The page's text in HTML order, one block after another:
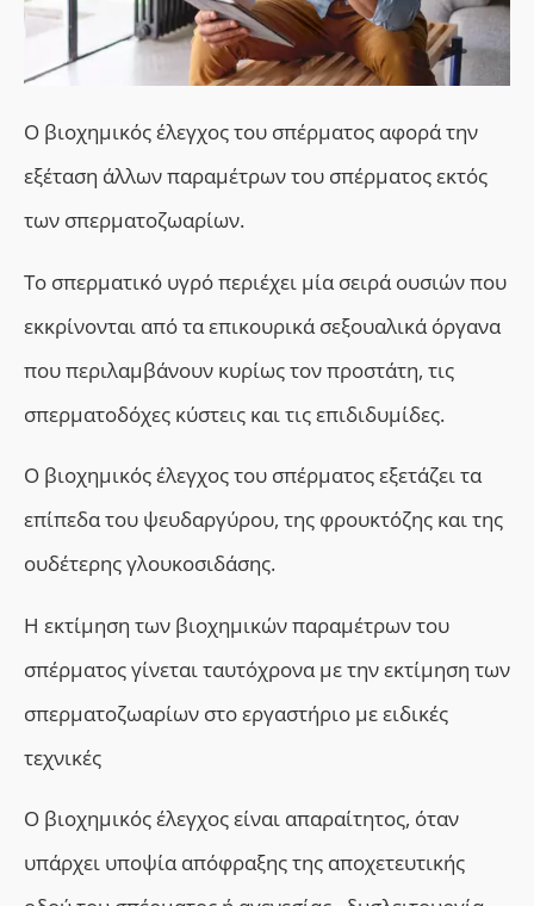
Ο βιοχημικός έλεγχος του σπέρματος αφορά την
εξέταση άλλων παραμέτρων του σπέρματος εκτός
των σπερματοζωαρίων.
Το σπερματικό υγρό περιέχει μία σειρά ουσιών που
εκκρίνονται από τα επικουρικά σεξουαλικά όργανα
που περιλαμβάνουν κυρίως τον προστάτη, τις
σπερματοδόχες κύστεις και τις επιδιδυμίδες.
Ο βιοχημικός έλεγχος του σπέρματος εξετάζει τα
επίπεδα του ψευδαργύρου, της φρουκτόζης και της
ουδέτερης γλουκοσιδάσης.
Η εκτίμηση των βιοχημικών παραμέτρων του
σπέρματος γίνεται ταυτόχρονα με την εκτίμηση των
σπερματοζωαρίων στο εργαστήριο με ειδικές
τεχνικές
Ο βιοχημικός έλεγχος είναι απαραίτητος, όταν
υπάρχει υποψία απόφραξης της αποχετευτικής